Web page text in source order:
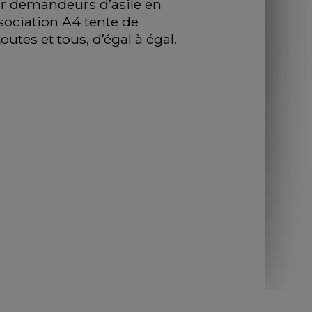
demandeurs d’asile en
A4 tente de
et tous, d’égal à égal.